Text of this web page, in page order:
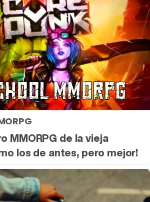
MMORPG de la vieja
los de antes, pero mejor!